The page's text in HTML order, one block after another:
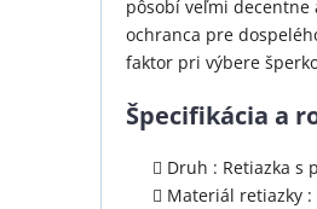
pôsobí veľmi decentne
ochranca pre
faktor pri výbere
Špecifikácia a
Druh : Retiazka s
Materiál retiazky